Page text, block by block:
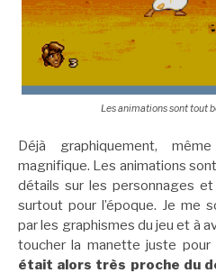
Les animations sont tout
Déjà graphiquement,
magnifique. Les animations
détails sur les personnages
surtout pour l’époque. Je me
par les graphismes du jeu et à
toucher la manette juste pour
était alors très proche du